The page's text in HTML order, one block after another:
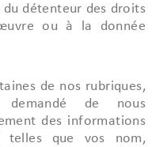
détenteur des droits
ou à la donnée
de nos rubriques,
de nous
des informations
telles que vos nom,